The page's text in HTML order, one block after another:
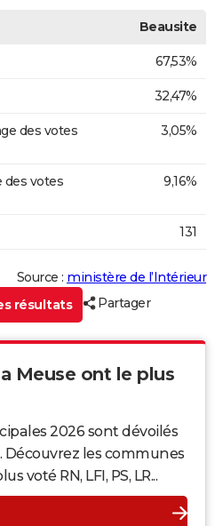
Beausite
67,53%
32,47%
des votes
3,05%
des votes
9,16%
131
Source : ministère de l’Intérieur
résultats
Partager
Meuse ont le plus
2026 sont dévoilés
Découvrez les communes
voté RN, LFI, PS, LR...